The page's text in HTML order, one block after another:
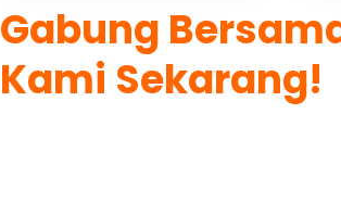
Gabung
Kami Sekarang!